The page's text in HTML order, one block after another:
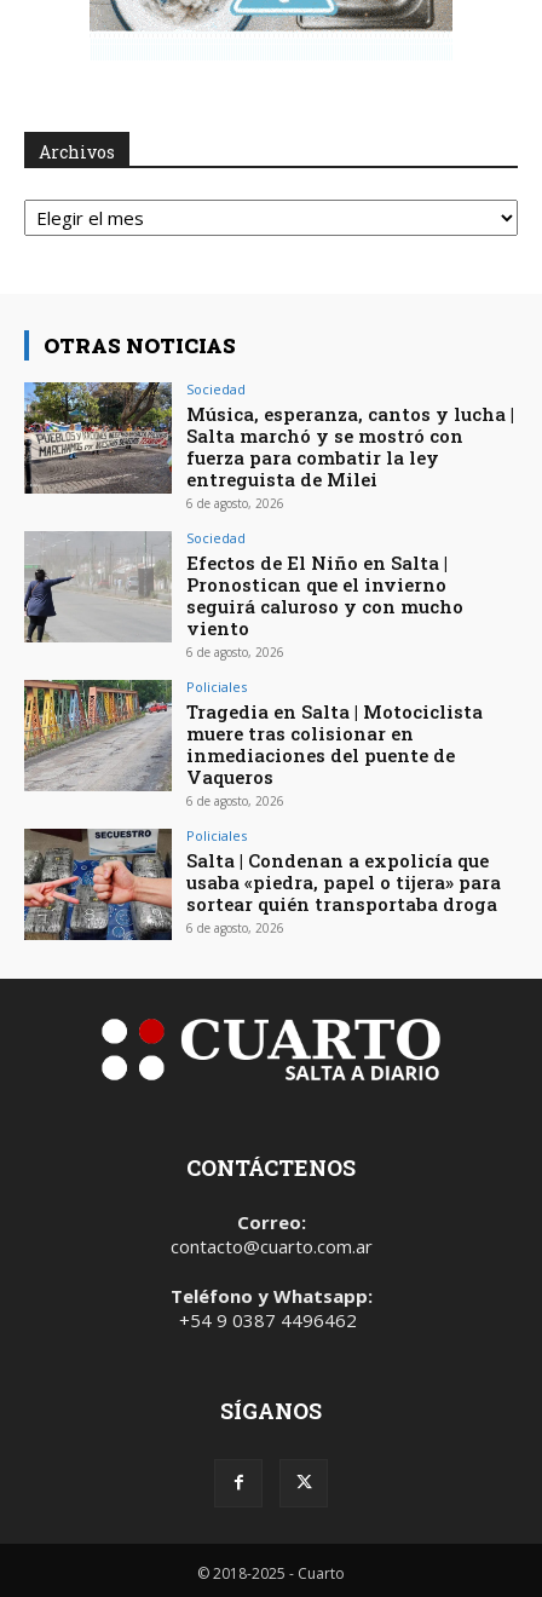
Archivos
Archivos
OTRAS NOTICIAS
Sociedad
Música, esperanza, cantos y lucha |
Salta marchó y se mostró con
fuerza para combatir la ley
entreguista de Milei
6 de agosto, 2026
Sociedad
Efectos de El Niño en Salta |
Pronostican que el invierno
seguirá caluroso y con mucho
viento
6 de agosto, 2026
Policiales
Tragedia en Salta | Motociclista
muere tras colisionar en
inmediaciones del puente de
Vaqueros
6 de agosto, 2026
Policiales
Salta | Condenan a expolicía que
usaba «piedra, papel o tijera» para
sortear quién transportaba droga
6 de agosto, 2026
CONTÁCTENOS
Correo:
contacto@cuarto.com.ar
Teléfono y Whatsapp:
+54 9 0387 4496462
SÍGANOS
© 2018-2025 - Cuarto